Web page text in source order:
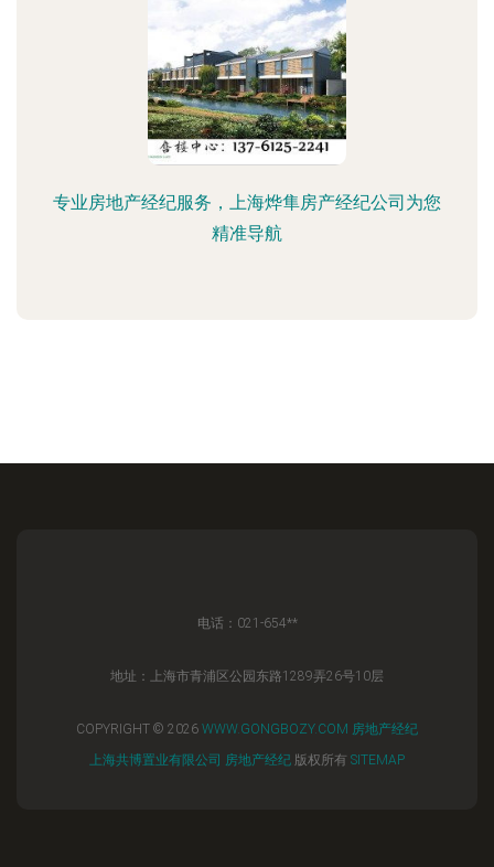
专业房地产经纪服务，上海烨隼房产经纪公司为您
精准导航
电话：021-654**
地址：上海市青浦区公园东路1289弄26号10层
COPYRIGHT © 2026 WWW.GONGBOZY.COM 房地产经纪
上海共博置业有限公司 房地产经纪 版权所有 SITEMAP